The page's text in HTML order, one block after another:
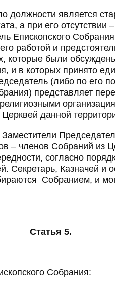
является
а при его отсутствии
Епископского
работой и
которые были
и в которых принято
(либо по его
представляет
данной
– членов Собраний из
согласно
Секретарь, Казначей и
Собранием, и
Статья 5.
Собрания: